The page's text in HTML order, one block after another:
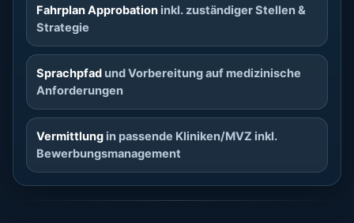
Fahrplan Approbation inkl. zuständiger Stellen &
Strategie
Sprachpfad und Vorbereitung auf medizinische
Anforderungen
Vermittlung in passende Kliniken/MVZ inkl.
Bewerbungsmanagement